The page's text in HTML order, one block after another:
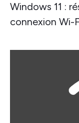
Windows 11 :
connexion Wi-